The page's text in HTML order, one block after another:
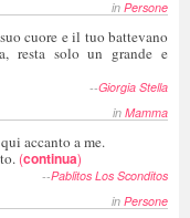
in Persone
cuore e il tuo battevano
resta solo un grande e
--Giorgia Stella
in Mamma
accanto a me.
(continua)
--Pablitos Los Sconditos
in Persone